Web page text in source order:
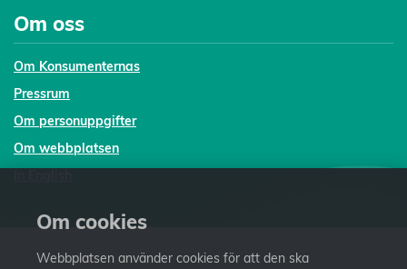
Om oss
Om Konsumenternas
Pressrum
Om personuppgifter
Om webbplatsen
Om cookies
Webbplatsen använder cookies för att den ska